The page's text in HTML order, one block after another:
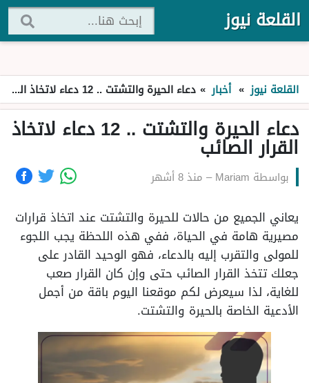
القلعة نيوز
القلعة نيوز » أخبار » دعاء الحيرة والتشتت .. 12 دعاء لاتخاذ القرار الصائب
دعاء الحيرة والتشتت .. 12 دعاء لاتخاذ
القرار الصائب
بواسطة Mariam
– منذ 8 أشهر
يعاني الجميع من حالات للحيرة والتشتت عند اتخاذ قرارات
مصيرية هامة في الحياة، ففي هذه اللحظة يجب اللجوء
للمولى والتقرب إليه بالدعاء، فهو الوحيد القادر على
جعلك تتخذ القرار الصائب حتى وإن كان القرار صعب
للغاية، لذا سيعرض لكم موقعنا اليوم باقة من أجمل
الأدعية الخاصة بالحيرة والتشتت.